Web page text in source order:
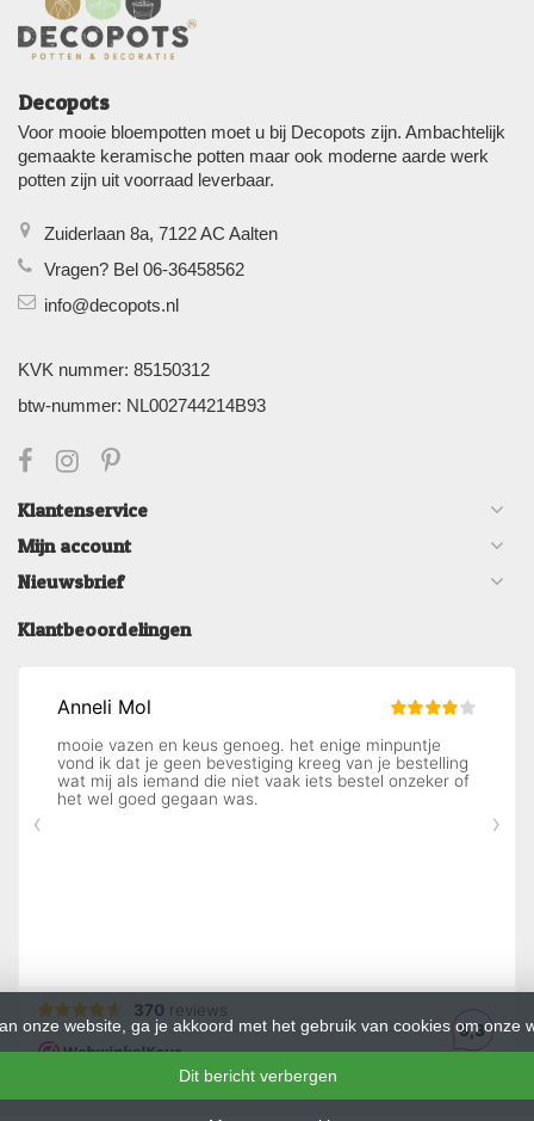
Decopots
Voor mooie bloempotten moet u bij Decopots zijn. Ambachtelijk
gemaakte keramische potten maar ook moderne aarde werk
potten zijn uit voorraad leverbaar.
Zuiderlaan 8a, 7122 AC Aalten
Vragen? Bel 06-36458562
info@decopots.nl
KVK nummer: 85150312
btw-nummer: NL002744214B93
Klantenservice
Mijn account
Nieuwsbrief
Klantbeoordelingen
onze website, ga je akkoord met het gebruik van cookies om onze
Dit bericht verbergen